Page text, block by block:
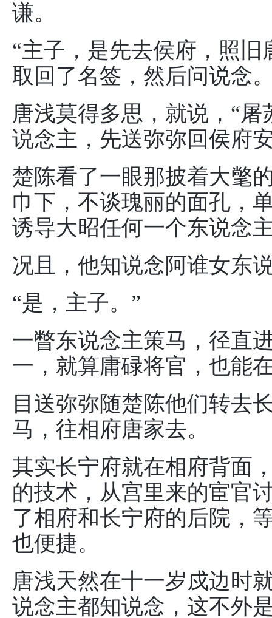
谦。
“主子，是先去侯府，照
取回了名签，然后问说念
唐浅莫得多思，就说，“
说念主，先送弥弥回侯府
楚陈看了一眼那披着大氅
巾下，不谈瑰丽的面孔，
诱导大昭任何一个东说念
况且，他知说念阿谁女东
“是，主子。”
一瞥东说念主策马，径直
一，就算庸碌将官，也能
目送弥弥随楚陈他们转去
马，往相府唐家去。
其实长宁府就在相府背面
的技术，从宫里来的宦官
了相府和长宁府的后院，
也便捷。
唐浅天然在十一岁戍边时
说念主都知说念，这不外